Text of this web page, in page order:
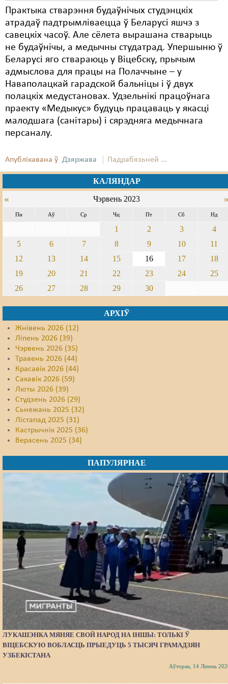
Практыка стварэння будаўнічых студэнцкіх
атрадаў падтрымліваецца ў Беларусі яшчэ з
савецкіх часоў. Але сёлета вырашана стварыць
не будаўнічы, а медычны студатрад. Упершыню ў
Беларусі яго ствараюць у Віцебску, прычым
адмыслова для працы на Полаччыне – у
Наваполацкай гарадской бальніцы і ў двух
полацкіх медустановах. Удзельнікі працоўнага
праекту «Медыкус» будуць працаваць у якасці
малодшага (санітары) і сярэдняга медычнага
персаналу.
Апублікавана ў Дзяржава Падрабязьней ...
КАЛЯНДАР
« Чэрвень 2023
Пн Аў Ср Чц Пт Сб Нд
1 2 3
4
5
6 7 8 9 10
11
12
13 14 15 16 17
18
19
20 21 22 23 24
25
26
27 28 29 30
АРХІЎ
Жнівень 2026 (12)
Ліпень 2026 (39)
Чэрвень 2026 (35)
Травень 2026 (44)
Красавік 2026 (44)
Сакавік 2026 (59)
Люты 2026 (39)
Студзень 2026 (29)
Сьнежань 2025 (32)
Лістапад 2025 (31)
Кастрычнік 2025 (36)
Верасень 2025 (34)
ПАПУЛЯРНАЕ
ЛУКАШЭНКА МЯНЯЕ СВОЙ НАРОД НА ІНШЫ: ТОЛЬКІ Ў
ВІЦЕБСКУЮ ВОБЛАСЦЬ ПРЫЕДУЦЬ 5 ТЫСЯЧ ГРАМАДЗЯН
УЗБЕКІСТАНА
Аўторак, 14 Ліпень